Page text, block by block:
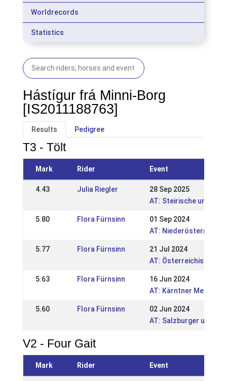
Worldrecords
Statistics
Hástígur frá Minni-Borg
[IS2011188763]
Results Pedigree
T3 - Tölt
Mark Rider Event
4.43 Julia Riegler
28 Sep 2025
AT: Steirische und
5.80 Flora Fürnsinn
01 Sep 2024
AT:
5.77 Flora Fürnsinn
21 Jul 2024
AT: Österreichische
5.63 Flora Fürnsinn
16 Jun 2024
AT: Kärntner
5.60 Flora Fürnsinn
02 Jun 2024
AT: Salzburger und
V2 - Four Gait
Mark Rider Event